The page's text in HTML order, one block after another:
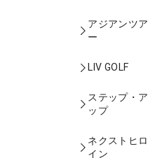
アジアンツア
ー
LIV GOLF
ステップ・ア
ップ
ネクストヒロ
イン